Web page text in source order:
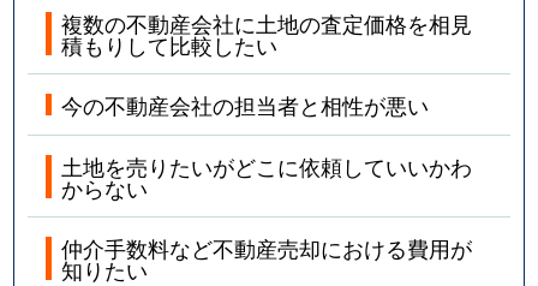
複数の不動産会社に土地の査定価格を相見
積もりして比較したい
今の不動産会社の担当者と相性が悪い
土地を売りたいがどこに依頼していいかわ
からない
仲介手数料など不動産売却における費用が
知りたい